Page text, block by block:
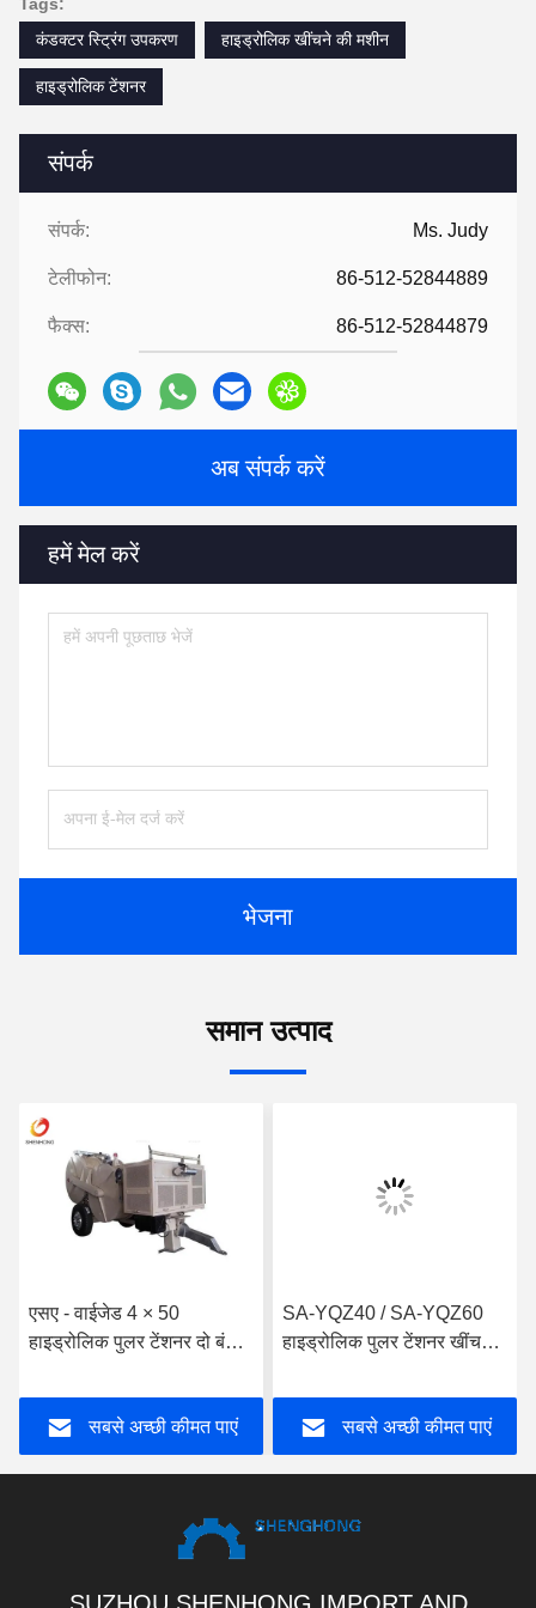
संपर्क
संपर्क: Ms. Judy
टेलीफोन: 86-512-52844889
फैक्स: 86-512-52844879
अब संपर्क करें
हमें मेल करें
भेजना
कंडक्टर स्ट्रिंग उपकरण
हाइड्रोलिक खींचने की मशीन
हाइड्रोलिक टेंशनर
समान उत्पाद
एसए - वाईजेड 4 × 50
हाइड्रोलिक पुलर टेंशनर दो बंडल
सबसे अच्छी कीमत पाएं
SA-YQZ40 / SA-YQZ60
हाइड्रोलिक पुलर टेंशनर खींचने
फ़ंक्शन
सबसे अच्छी कीमत पाएं